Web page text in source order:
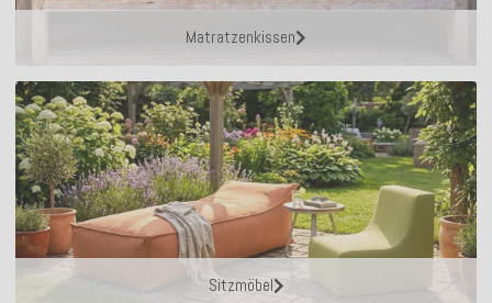
Matratzenkissen
Sitzmöbel